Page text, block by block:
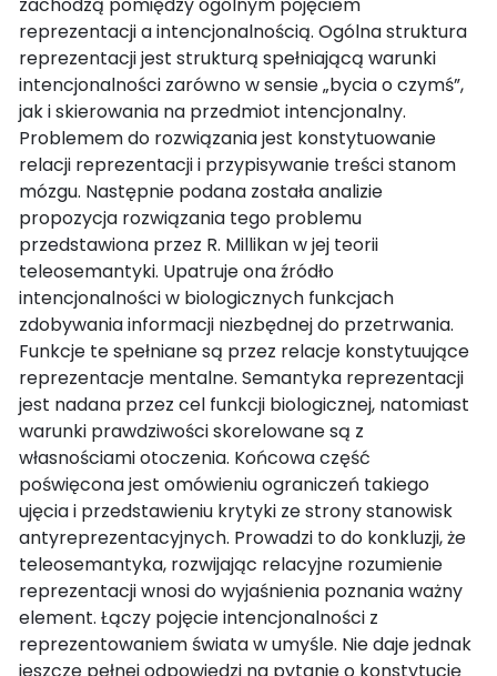
reprezentacji a intencjonalnością. Ogólna struktura
reprezentacji jest strukturą spełniającą warunki
intencjonalności zarówno w sensie „bycia o czymś”,
jak i skierowania na przedmiot intencjonalny.
Problemem do rozwiązania jest konstytuowanie
relacji reprezentacji i przypisywanie treści stanom
mózgu. Następnie podana została analizie
propozycja rozwiązania tego problemu
przedstawiona przez R. Millikan w jej teorii
teleosemantyki. Upatruje ona źródło
intencjonalności w biologicznych funkcjach
zdobywania informacji niezbędnej do przetrwania.
Funkcje te spełniane są przez relacje konstytuujące
reprezentacje mentalne. Semantyka reprezentacji
jest nadana przez cel funkcji biologicznej, natomiast
warunki prawdziwości skorelowane są z
własnościami otoczenia. Końcowa część
poświęcona jest omówieniu ograniczeń takiego
ujęcia i przedstawieniu krytyki ze strony stanowisk
antyreprezentacyjnych. Prowadzi to do konkluzji, że
teleosemantyka, rozwijając relacyjne rozumienie
reprezentacji wnosi do wyjaśnienia poznania ważny
element. Łączy pojęcie intencjonalności z
reprezentowaniem świata w umyśle. Nie daje jednak